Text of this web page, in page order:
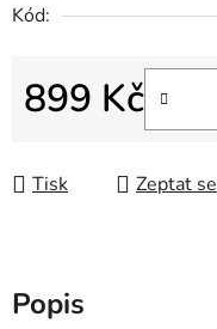
Kód:
899 Kč
Tisk Zeptat se
Popis